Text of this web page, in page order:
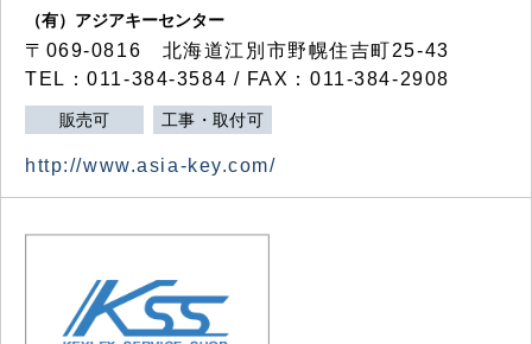
（有）アジアキーセンター
〒069-0816 北海道江別市野幌住吉町25-43
TEL：011-384-3584 / FAX：011-384-2908
販売可 工事・取付可
http://www.asia-key.com/